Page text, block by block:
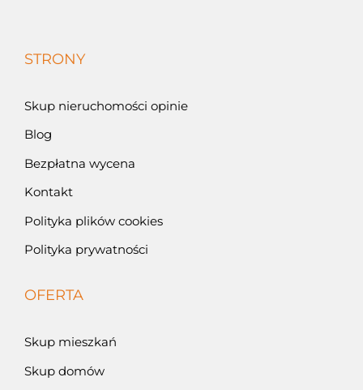
STRONY
Skup nieruchomości opinie
Blog
Bezpłatna wycena
Kontakt
Polityka plików cookies
Polityka prywatności
OFERTA
Skup mieszkań
Skup domów